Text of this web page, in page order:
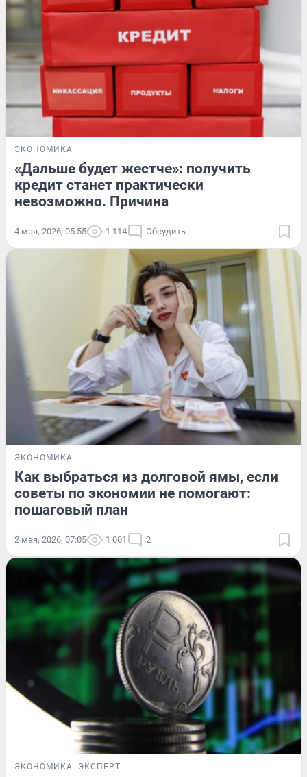
ЭКОНОМИКА
«Дальше будет жестче»: получить
кредит станет практически
невозможно. Причина
4 мая, 2026, 05:55 1 114 Обсудить
ЭКОНОМИКА
Как выбраться из долговой ямы, если
советы по экономии не помогают:
пошаговый план
2 мая, 2026, 07:05 1 001 2
ЭКОНОМИКА ЭКСПЕРТ